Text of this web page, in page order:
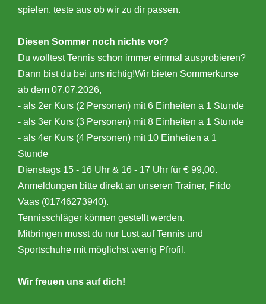
spielen, teste aus ob wir zu dir passen.
Diesen Sommer noch nichts vor?
Du wolltest Tennis schon immer einmal ausprobieren?
Dann bist du bei uns richtig!Wir bieten Sommerkurse
ab dem 07.07.2026,
- als 2er Kurs (2 Personen) mit 6 Einheiten a 1 Stunde
- als 3er Kurs (3 Personen) mit 8 Einheiten a 1 Stunde
- als 4er Kurs (4 Personen) mit 10 Einheiten a 1
Stunde
Dienstags 15 - 16 Uhr & 16 - 17 Uhr für € 99,00.
Anmeldungen bitte direkt an unseren Trainer, Frido
Vaas (01746273940).
Tennisschläger können gestellt werden.
Mitbringen musst du nur Lust auf Tennis und
Sportschuhe mit möglichst wenig Pfrofil.
Wir freuen uns auf dich!